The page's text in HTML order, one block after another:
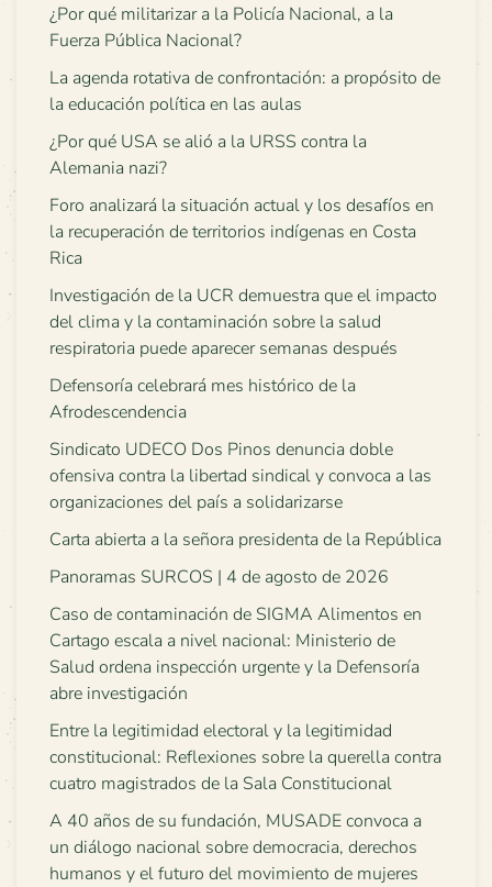
¿Por qué militarizar a la Policía Nacional, a la
Fuerza Pública Nacional?
La agenda rotativa de confrontación: a propósito de
la educación política en las aulas
¿Por qué USA se alió a la URSS contra la
Alemania nazi?
Foro analizará la situación actual y los desafíos en
la recuperación de territorios indígenas en Costa
Rica
Investigación de la UCR demuestra que el impacto
del clima y la contaminación sobre la salud
respiratoria puede aparecer semanas después
Defensoría celebrará mes histórico de la
Afrodescendencia
Sindicato UDECO Dos Pinos denuncia doble
ofensiva contra la libertad sindical y convoca a las
organizaciones del país a solidarizarse
Carta abierta a la señora presidenta de la República
Panoramas SURCOS | 4 de agosto de 2026
Caso de contaminación de SIGMA Alimentos en
Cartago escala a nivel nacional: Ministerio de
Salud ordena inspección urgente y la Defensoría
abre investigación
Entre la legitimidad electoral y la legitimidad
constitucional: Reflexiones sobre la querella contra
cuatro magistrados de la Sala Constitucional
A 40 años de su fundación, MUSADE convoca a
un diálogo nacional sobre democracia, derechos
humanos y el futuro del movimiento de mujeres